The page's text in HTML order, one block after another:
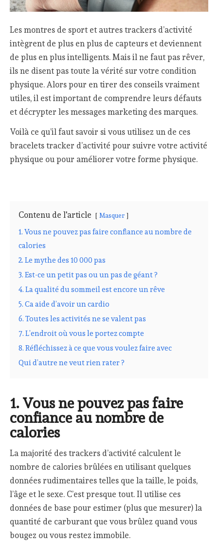
Les montres de sport et autres trackers d’activité
intègrent de plus en plus de capteurs et deviennent
de plus en plus intelligents. Mais il ne faut pas rêver,
ils ne disent pas toute la vérité sur votre condition
physique. Alors pour en tirer des conseils vraiment
utiles, il est important de comprendre leurs défauts
et décrypter les messages marketing des marques.
Voilà ce qu’il faut savoir si vous utilisez un de ces
bracelets tracker d’activité pour suivre votre activité
physique ou pour améliorer votre forme physique.
Contenu de l'article Masquer
1. Vous ne pouvez pas faire confiance au nombre de
calories
2. Le mythe des 10 000 pas
3. Est-ce un petit pas ou un pas de géant ?
4. La qualité du sommeil est encore un rêve
5. Ca aide d’avoir un cardio
6. Toutes les activités ne se valent pas
7. L’endroit où vous le portez compte
8. Réfléchissez à ce que vous voulez faire avec
Qui d’autre ne veut rien rater ?
1. Vous ne pouvez pas faire
confiance au nombre de
calories
La majorité des trackers d’activité calculent le
nombre de calories brûlées en utilisant quelques
données rudimentaires telles que la taille, le poids,
l’âge et le sexe. C’est presque tout. Il utilise ces
données de base pour estimer (plus que mesurer) la
quantité de carburant que vous brûlez quand vous
bougez ou vous restez immobile.